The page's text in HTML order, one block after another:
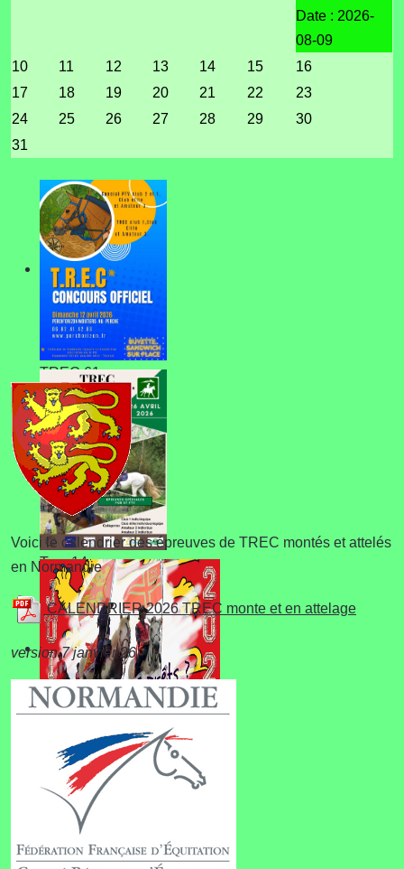
Date : 2026-
08-09
10
11 12 13 14 15
16
17
18 19 20 21 22
23
24
25 26 27 28 29
30
31
TREC 61
Trec 14
Championnat de
Normandie
Voici le calendrier des épreuves de TREC montés et attelés
en Normandie
CALENDRIER 2026 TREC monte et en attelage
version 7 janvier 26